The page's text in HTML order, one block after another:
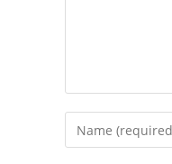
Enter
your